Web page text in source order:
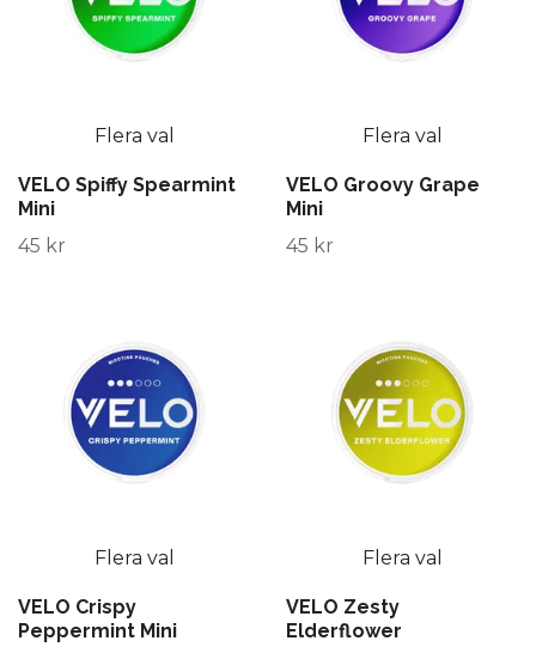
Flera val
VELO Spiffy Spearmint
Mini
45 kr
Flera val
VELO Groovy Grape
Mini
45 kr
Flera val
VELO Crispy
Peppermint Mini
Flera val
VELO Zesty
Elderflower